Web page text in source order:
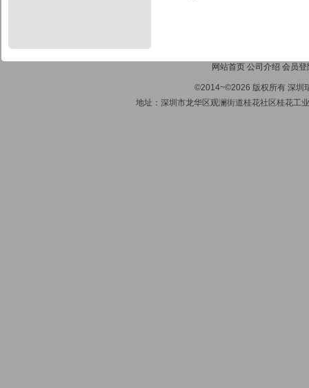
网站首页 公司介绍 会员登
©2014~©2026 版权所有 深圳
地址：深圳市龙华区观澜街道桂花社区桂花